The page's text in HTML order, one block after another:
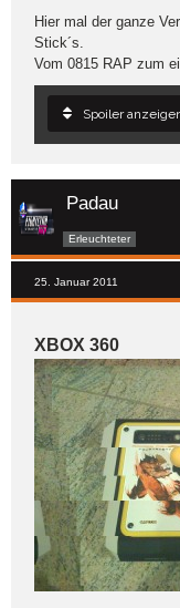
Hier mal der ganze
Stick´s.
Vom 0815 RAP zum
Spoiler
Padau
Erleuchteter
25. Januar 2011
XBOX 360